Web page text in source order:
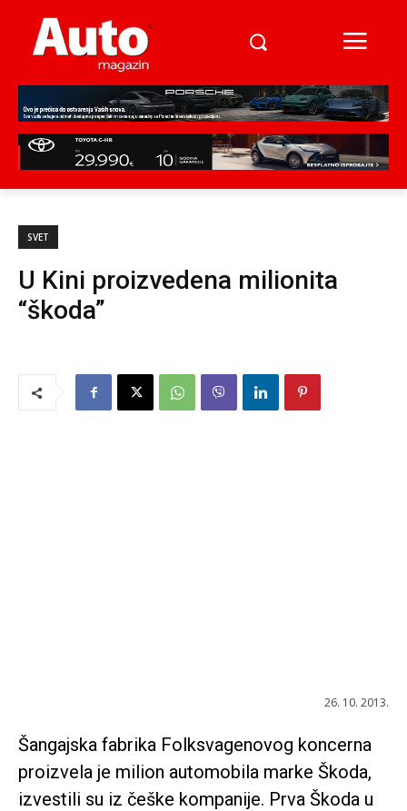
SVET
U Kini proizvedena milionita
“škoda”
26. 10. 2013.
Šangajska fabrika Folksvagenovog koncerna
proizvela je milion automobila marke Škoda,
izvestili su iz češke kompanije. Prva Škoda u